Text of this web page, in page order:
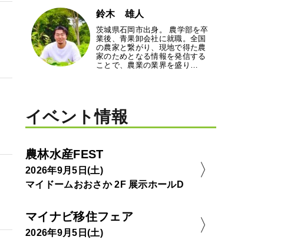
鈴木 雄人
茨城県石岡市出身。 農学部を卒
業後、青果卸会社に就職。全国
の農家と繋がり、現地で得た農
家のためとなる情報を発信する
ことで、農業の業界を盛り…
イベント情報
農林水産FEST
2026年9月5日(土)
マイドームおおさか 2F 展示ホールD
マイナビ移住フェア
2026年9月5日(土)